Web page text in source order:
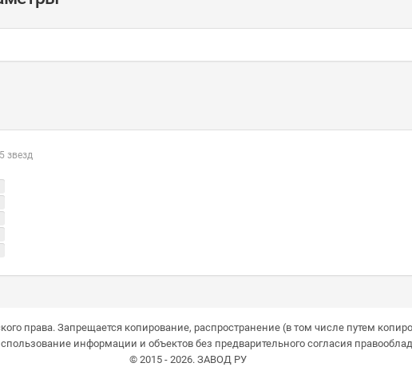
звезд
права. Запрещается копирование, распространение (в том числе путем
информации и объектов без предварительного согласия
© 2015 - 2026. ЗАВОД РУ